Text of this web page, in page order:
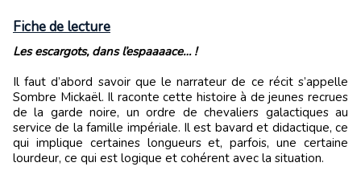
Fiche de lecture
Les escargots, dans l’espaaaace… !
Il faut d’abord savoir que le narrateur de ce récit s’appelle
Sombre Mickaël. Il raconte cette histoire à de jeunes recrues
de la garde noire, un ordre de chevaliers galactiques au
service de la famille impériale. Il est bavard et didactique, ce
qui implique certaines longueurs et, parfois, une certaine
lourdeur, ce qui est logique et cohérent avec la situation.